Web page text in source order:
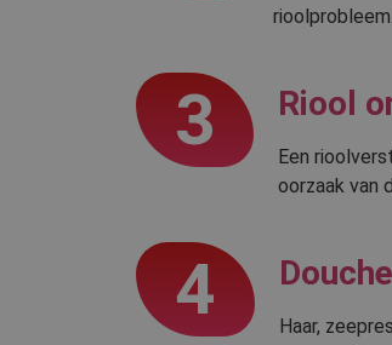
3 Riool
Een
oorzaak van
4
Haar,